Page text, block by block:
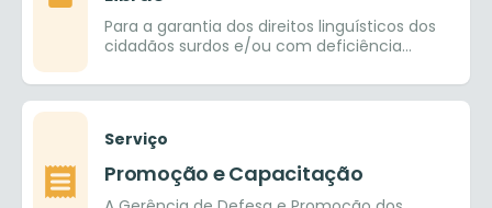
Para a garantia dos direitos linguísticos dos
cidadãos surdos e/ou com deficiência
social
Serviço
Promoção e Capacitação